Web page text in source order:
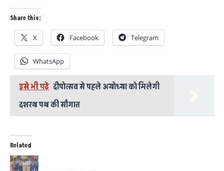
Share this:
X Facebook Telegram
WhatsApp
इसे भी पढ़े दीपोत्सव से पहले अयोध्या को मिलेगी
दशरथ पथ की सौगात
Related